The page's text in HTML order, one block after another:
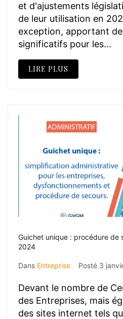
et d'ajustements
de leur utilisation en
exception, apportant
significatifs pour les...
LIRE PLUS
Guichet unique : procédure de
2024
Dans Entreprise Posté 3
Devant le nombre de
des Entreprises, mais
des sites internet tels